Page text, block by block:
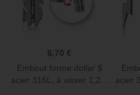
6,70 €
Embout forme dollar $
acier 316L, à visser 1,2...
acier